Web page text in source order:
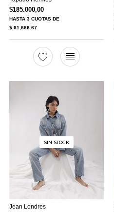
$185.000,00
HASTA 3 CUOTASDE
$ 61,666.67
SIN STOCK
Jean Londres